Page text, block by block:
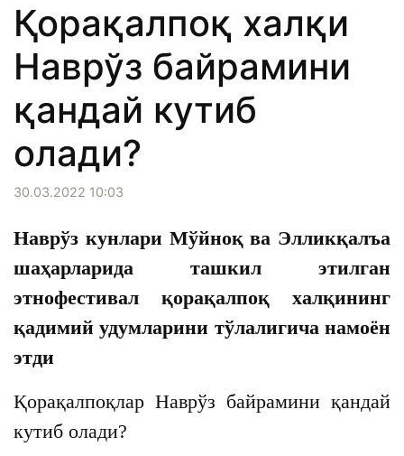
Қорақалпоқ халқи
Наврўз байрамини
қандай кутиб
олади?
30.03.2022 10:03
Наврўз кунлари Мўйноқ ва Элликқалъа
шаҳарларида ташкил этилган
этнофестивал қорақалпоқ халқининг
қадимий удумларини тўлалигича намоён
этди
Қорақалпоқлар Наврўз байрамини қандай
кутиб олади?